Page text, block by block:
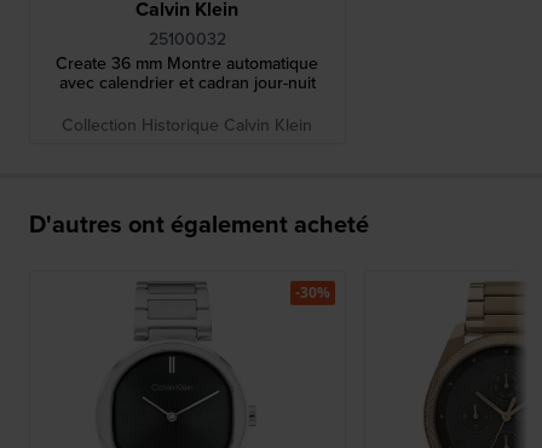
Calvin Klein
25100032
Create 36 mm Montre automatique
avec calendrier et cadran jour-nuit
Collection Historique Calvin Klein
D'autres ont également acheté
-30%